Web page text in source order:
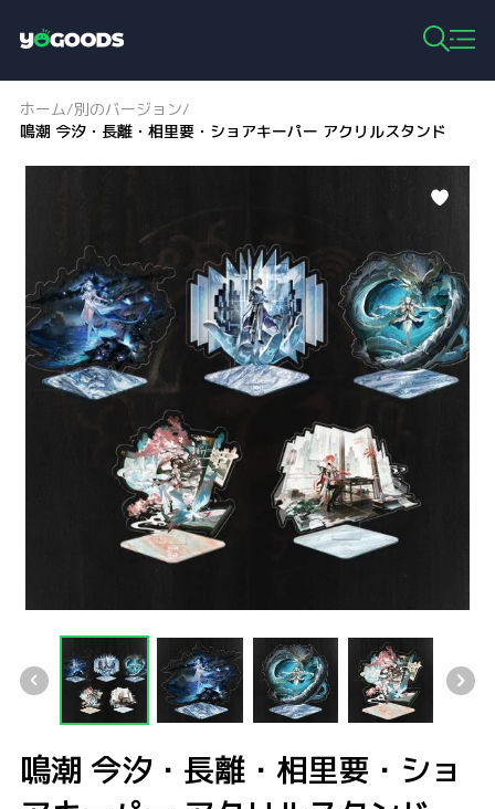
o
g
o
o
ホーム/別のバージョン/
鳴潮 今汐・長離・相里要・ショアキーパー アクリルスタンド
鳴潮 今汐・長離・相里要・ショ